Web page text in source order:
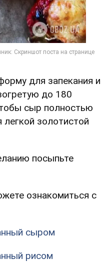
для запекания и
до 180
сыр полностью
золотистой
посыпьте
ознакомиться с
сыром
рисом